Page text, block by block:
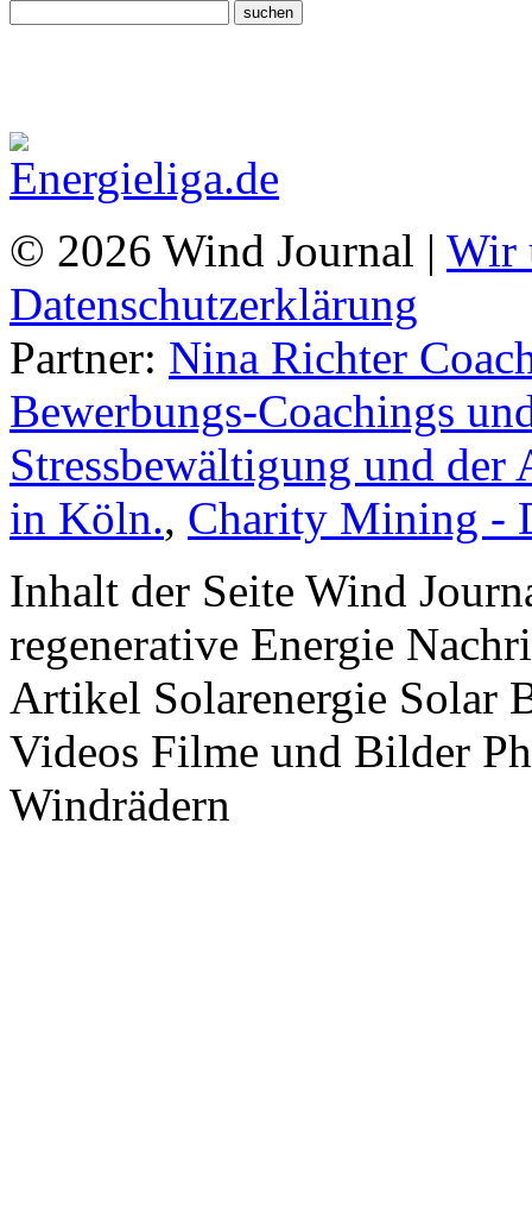
© 2026 Wind Journal | Wir
Datenschutzerklärung
Partner: Nina Richter
Bewerbungs-Coachings
Stressbewältigung und
in Köln., Charity Mining -
Inhalt der Seite Wind
regenerative Energie
Artikel Solarenergie Solar
Videos Filme und Bilder
Windrädern